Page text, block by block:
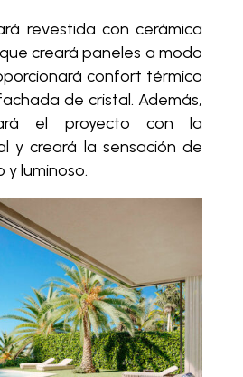
revestida con cerámica
creará paneles a modo
confort térmico
de cristal. Además,
el proyecto con la
y creará la sensación de
y luminoso.